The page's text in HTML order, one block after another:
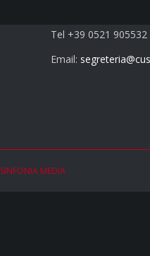
Tel +39 0521 905532
Email:
SINFONIA MEDIA